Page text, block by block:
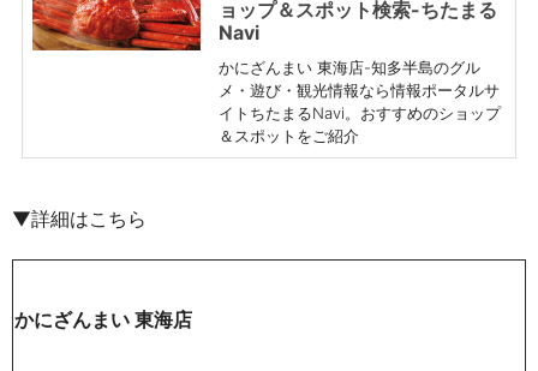
ョップ＆スポット検索-ちたまる
Navi
かにざんまい 東海店-知多半島のグル
メ・遊び・観光情報なら情報ポータルサ
イトちたまるNavi。おすすめのショップ
＆スポットをご紹介
▼詳細はこちら
かにざんまい 東海店